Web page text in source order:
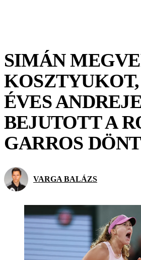
SIMÁN
KOSZTYUKOT,
ÉVES
BEJUTOTT A
GARROS
VARGA BALÁZS